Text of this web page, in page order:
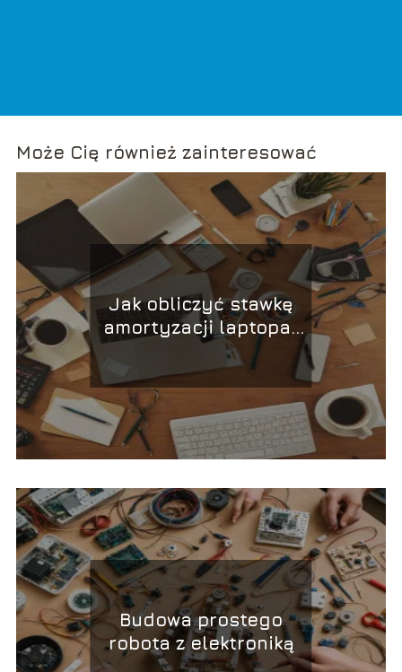
Może Cię również zainteresować
Jak obliczyć stawkę
amortyzacji laptopa?
Praktyczny poradnik
Budowa prostego
robota z elektroniką